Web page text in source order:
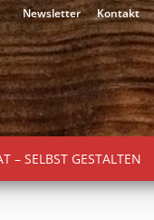
Newsletter Kontakt
– SELBST GESTALTEN